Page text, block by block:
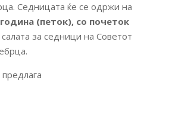
Седницата ќе се одржи на
(петок), со почеток
салата за седници на Советот